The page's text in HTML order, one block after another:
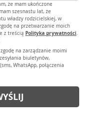
że mam ukończone
szesnastu lat, że
władzy rodzicielskiej, w
na przetwarzanie moich
z treścią Polityka prywatności.
na zarządzanie moimi
biuletynów,
WhatsApp, połączenia